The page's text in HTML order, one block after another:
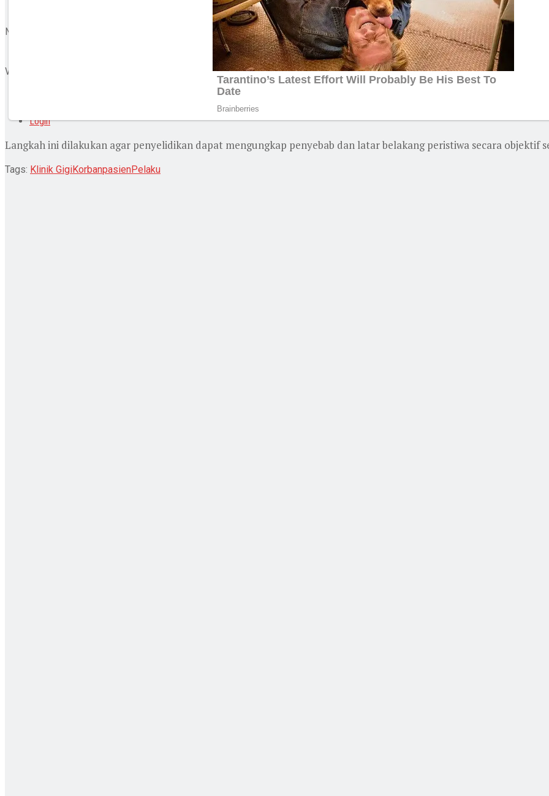
No Result
View All Result
Login
Langkah ini dilakukan agar penyelidikan dapat mengungkap penyebab dan latar belakang peristiwa secara objektif
Tags: Klinik GigiKorbanpasienPelaku